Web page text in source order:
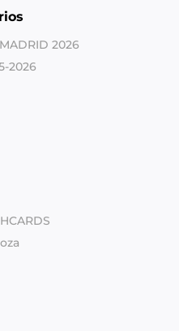
2026
2026